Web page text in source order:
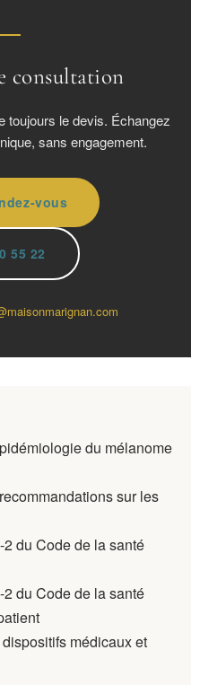
consultation
toujours le devis. Échangez
sans engagement.
vous
55 22
du mélanome
sur les
du Code de la santé
du Code de la santé
médicaux et